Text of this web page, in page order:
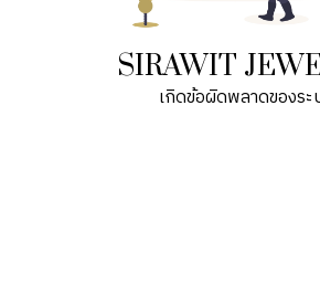
SIRAWIT
เกิดข้อผิดพลาดของร